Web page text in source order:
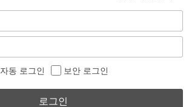
자동 로그인 보안 로그인
로그인